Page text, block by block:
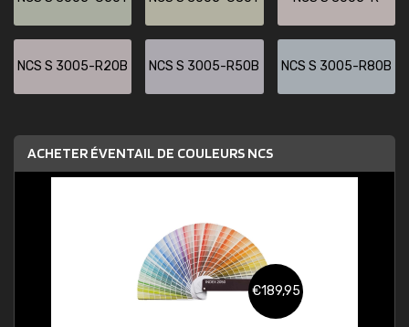
NCS S 3005-R20B NCS S 3005-R50B NCS S 3005-R80B
ACHETER ÉVENTAIL DE COULEURS NCS
€189,95